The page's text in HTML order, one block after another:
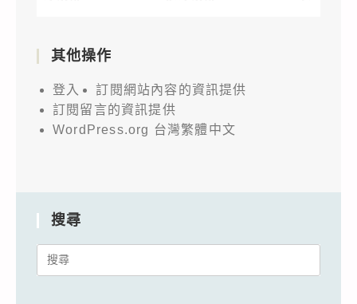
其他操作
登入
訂閱網站內容的資訊提供
訂閱留言的資訊提供
WordPress.org 台灣繁體中文
搜尋
Search